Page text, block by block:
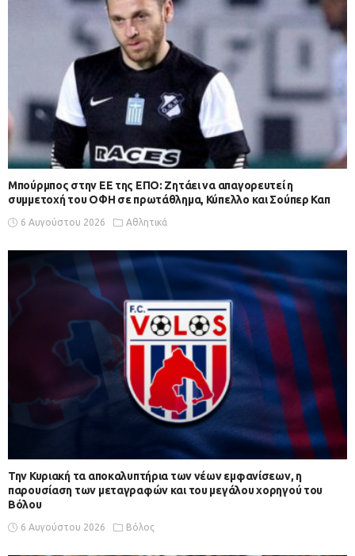
Μπούρμπος στην ΕΕ της ΕΠΟ: Ζητάει να απαγορευτεί η
συμμετοχή του ΟΦΗ σε πρωτάθλημα, Κύπελλο και Σούπερ Καπ
6 Αυγούστου 2026 Αθλητικά
Την Κυριακή τα αποκαλυπτήρια των νέων εμφανίσεων, η
παρουσίαση των μεταγραφών και του μεγάλου χορηγού του
Βόλου
6 Αυγούστου 2026 Βόλος